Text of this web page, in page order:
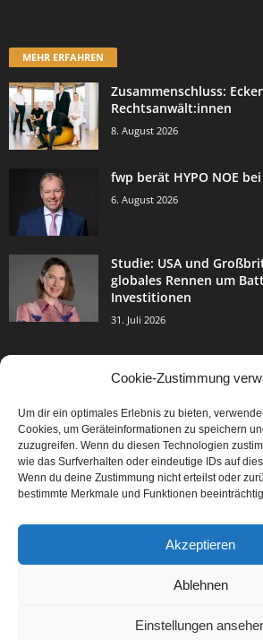
Cookie-Zustimmung
Um dir ein optimales Erlebnis zu bieten,
Cookies, um Geräteinformationen zu speichern
zuzugreifen. Wenn du diesen Technologien
wie das Surfverhalten oder eindeutige IDs auf
Wenn du deine Zustimmung nicht erteilst oder
bestimmte Merkmale und Funktionen
Akzeptieren
Ablehnen
Einstellungen
MEHR ERFAHREN
Zusammenschluss:
Rechtsanwält:innen
8. August 2026
fwp berät HYPO NOE
6. August 2026
Studie: USA und
globales Rennen um
Investitionen
31. Juli 2026
Events & Success
Breaking News
Aktuelles
Featured Article
Karriere